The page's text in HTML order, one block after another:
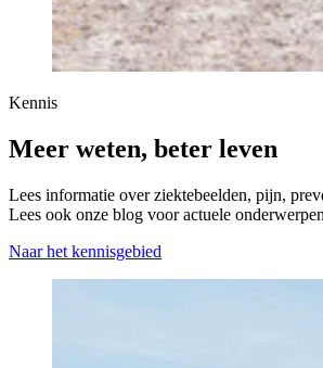
Kennis
Meer weten, beter leven
Lees informatie over ziektebeelden, pijn,
Lees ook onze blog voor actuele
Naar het kennisgebied